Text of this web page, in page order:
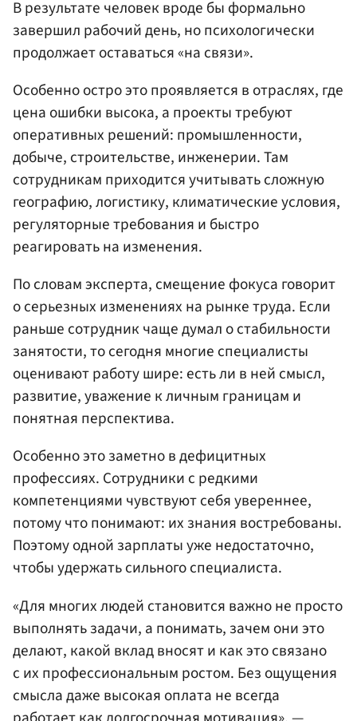
В результате человек вроде бы формально
завершил рабочий день, но психологически
продолжает оставаться «на связи».
Особенно остро это проявляется в отраслях, где
цена ошибки высока, а проекты требуют
оперативных решений: промышленности,
добыче, строительстве, инженерии. Там
сотрудникам приходится учитывать сложную
географию, логистику, климатические условия,
регуляторные требования и быстро
реагировать на изменения.
По словам эксперта, смещение фокуса говорит
о серьезных изменениях на рынке труда. Если
раньше сотрудник чаще думал о стабильности
занятости, то сегодня многие специалисты
оценивают работу шире: есть ли в ней смысл,
развитие, уважение к личным границам и
понятная перспектива.
Особенно это заметно в дефицитных
профессиях. Сотрудники с редкими
компетенциями чувствуют себя увереннее,
потому что понимают: их знания востребованы.
Поэтому одной зарплаты уже недостаточно,
чтобы удержать сильного специалиста.
«Для многих людей становится важно не просто
выполнять задачи, а понимать, зачем они это
делают, какой вклад вносят и как это связано
с их профессиональным ростом. Без ощущения
смысла даже высокая оплата не всегда